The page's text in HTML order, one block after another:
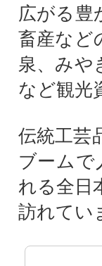
広がる豊
畜産など
泉、みや
など観光
伝統工芸
ブームで
れる全日
訪れてい